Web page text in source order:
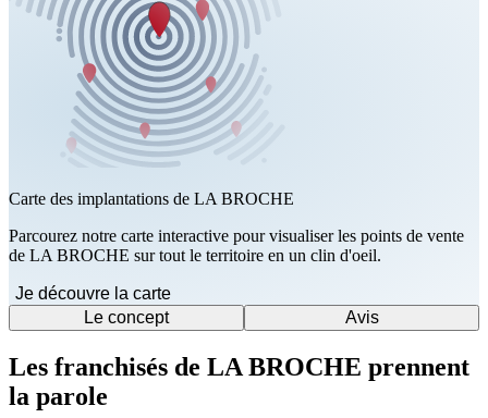
Carte des implantations de LA BROCHE
Parcourez notre carte interactive pour visualiser les points de vente
de LA BROCHE sur tout le territoire en un clin d'oeil.
Je découvre la carte
Le concept
Avis
Les franchisés de LA BROCHE prennent
la parole